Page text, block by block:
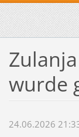
wurde
24.06.2026